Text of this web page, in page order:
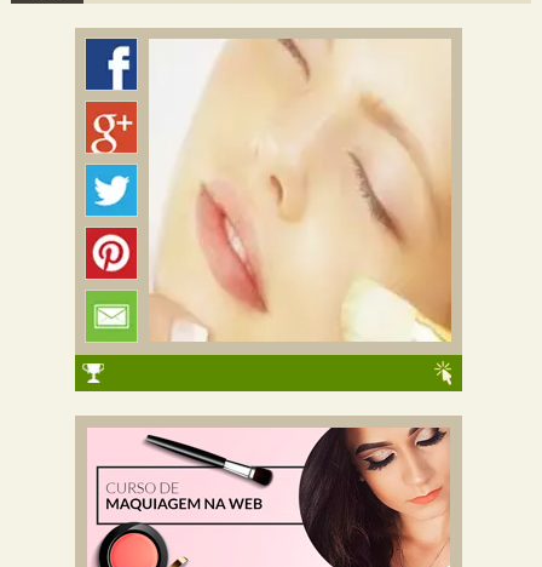
Colmeia Exchange